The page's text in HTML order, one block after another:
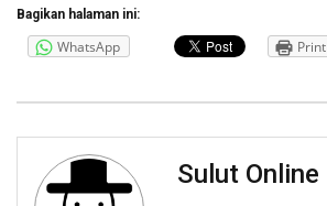
Bagikan halaman ini:
WhatsApp Print
Sulut Online